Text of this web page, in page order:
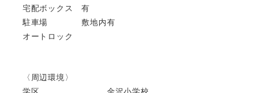
宅配ボックス 有
駐車場 敷地内有
オートロック
〈周辺環境〉